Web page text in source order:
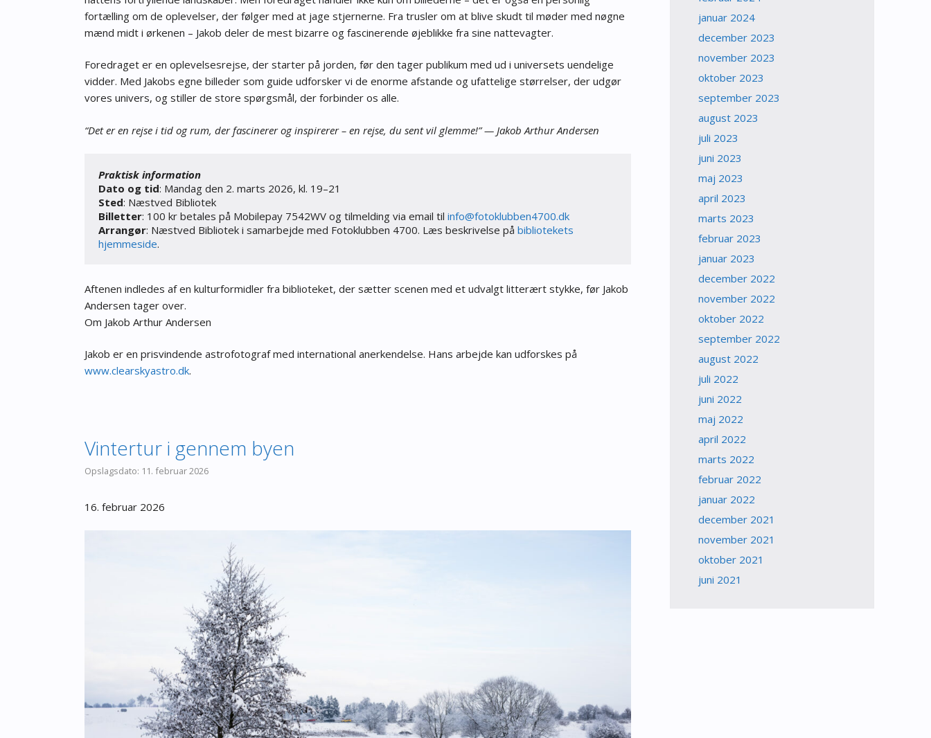
fortælling om de oplevelser, der følger med at jage stjernerne. Fra trusler om at blive skudt til møder med nøgne
mænd midt i ørkenen – Jakob deler de mest bizarre og fascinerende øjeblikke fra sine nattevagter.
Foredraget er en oplevelsesrejse, der starter på jorden, før den tager publikum med ud i universets uendelige
vidder. Med Jakobs egne billeder som guide udforsker vi de enorme afstande og ufattelige størrelser, der udgør
vores univers, og stiller de store spørgsmål, der forbinder os alle.
“Det er en rejse i tid og rum, der fascinerer og inspirerer – en rejse, du sent vil glemme!” — Jakob Arthur Andersen
Praktisk information
Dato og tid
Sted
Billetter: 100 kr betales på Mobilepay 7542WV og tilmelding via email til kd.00
74neb
bulko
tof@o
fni
Arrangør: Næstved Bibliotek i samarbejde med Fotoklubben 4700. Læs beskrivelse på bibliotekets
hjemmeside.
Aftenen indledes af en kulturformidler fra biblioteket, der sætter scenen med et udvalgt litterært stykke, før Jakob
Andersen tager over.
Om Jakob Arthur Andersen
Jakob er en prisvindende astrofotograf med international anerkendelse. Hans arbejde kan udforskes på
www.clearskyastro.dk.
Vintertur i gennem byen
11. februar 2026
16. februar 2026
januar 2024
december 2023
november 2023
oktober 2023
september 2023
august 2023
juli 2023
juni 2023
maj 2023
april 2023
marts 2023
februar 2023
januar 2023
december 2022
november 2022
oktober 2022
september 2022
august 2022
juli 2022
juni 2022
maj 2022
april 2022
marts 2022
februar 2022
januar 2022
december 2021
november 2021
oktober 2021
juni 2021